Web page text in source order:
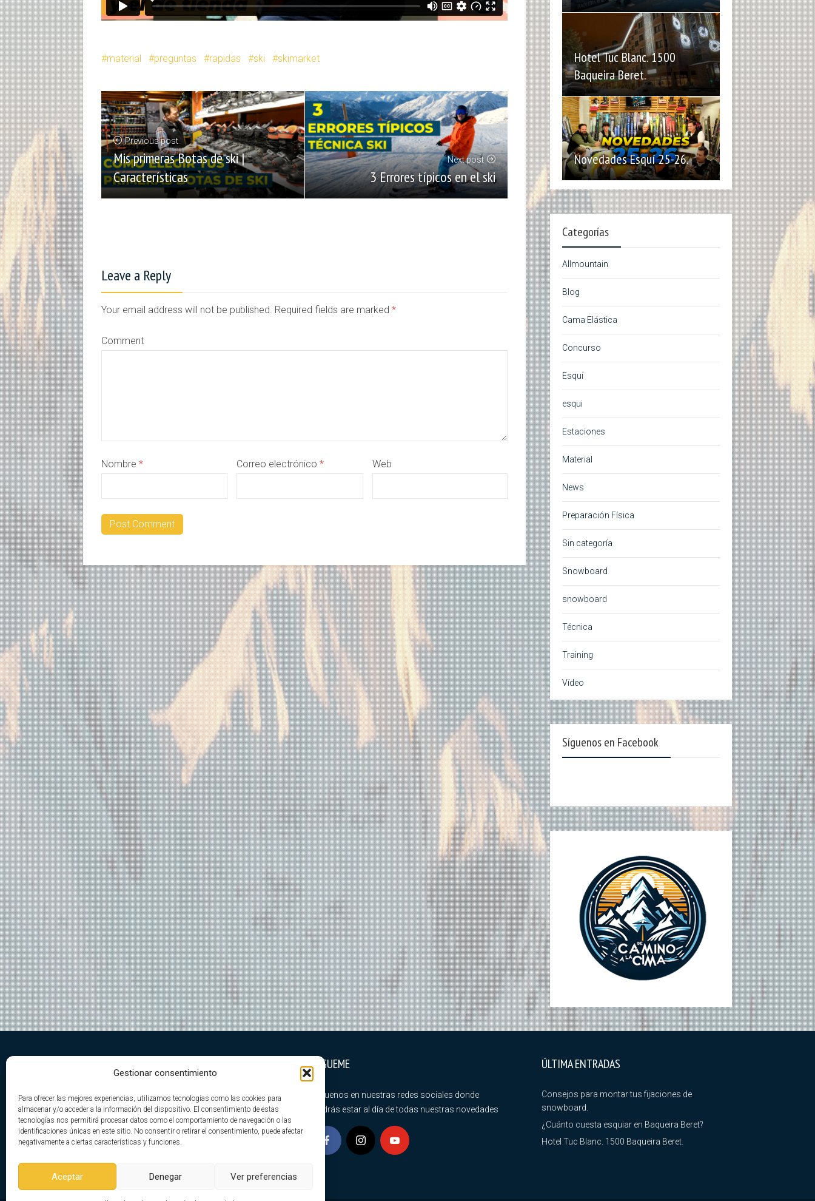
Gestionar consentimiento
Para ofrecer las mejores experiencias, utilizamos tecnologías como las cookies para
almacenar y/o acceder a la información del dispositivo. El consentimiento de estas
tecnologías nos permitirá procesar datos como el comportamiento de navegación o las
identificaciones únicas en este sitio. No consentir o retirar el consentimiento, puede afectar
negativamente a ciertas características y funciones.
Aceptar Denegar Ver preferencias
material preguntas rapidas ski skimarket
Previous post
Mis primeras Botas de ski |
Características
Next post
3 Errores típicos en el ski
Leave a Reply
Your email address will not be published. Required fields are marked *
Comment
Nombre * Correo electrónico* Web
Hotel Tuc Blanc. 1500
Baqueira Beret.
Novedades Esquí 25-26.
Categorías
Allmountain
Blog
Cama Elástica
Concurso
Esquí
esqui
Estaciones
Material
News
Preparación Física
Sin categoría
Snowboard
snowboard
Técnica
Training
Vídeo
Síguenos en Facebook
Nace de la unión de la pasión por la
montaña, el deporte y su desarrollo.
De esta fusión, Yaccion Sport
desarrolla De Camino A La Cima Tv. Con el fin de
rodea a este gran deporte.
SÍGUEME
Síguenos en nuestras redes sociales donde
podrás estar al día de todas nuestras novedades
ÚLTIMA ENTRADAS
Consejos para montar tus fijaciones de
snowboard.
¿Cuánto cuesta esquiar en Baqueira Beret?
Hotel Tuc Blanc. 1500 Baqueira Beret.